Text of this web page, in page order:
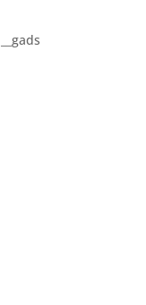
__gads